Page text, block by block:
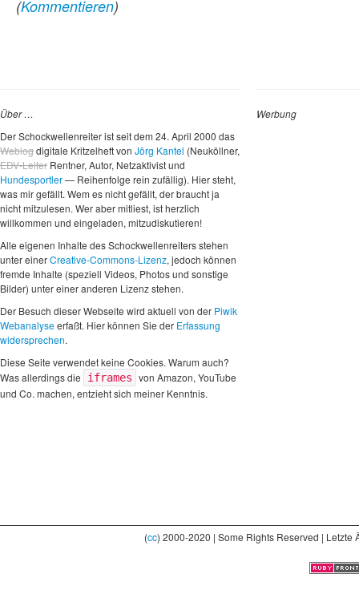
(Kommentieren)
Über …
Der Schockwellenreiter ist seit dem 24. April 2000 das
Weblogdigitale Kritzelheft von Jörg Kantel (Neuköllner,
EDV-Leiter Rentner, Autor, Netzaktivist und
Hundesportler— Reihenfolge rein zufällig). Hier steht,
was mir gefällt. Wem es nicht gefällt, der braucht ja
nicht mitzulesen. Wer aber mitliest, ist herzlich
willkommen und eingeladen, mitzudiskutieren!
Alle eigenen Inhalte des Schockwellenreiters stehen
unter einerCreative-Commons-Lizenz, jedoch können
fremde Inhalte (speziell Videos, Photos und sonstige
Bilder) unter einer anderen Lizenz stehen.
Der Besuch dieser Webseite wird aktuell von der Piwik
Webanalyseerfaßt. Hier können Sie der Erfassung
widersprechen.
Diese Seite verwendet keine Cookies. Warum auch?
Was allerdings die
iframes von Amazon, YouTube
und Co. machen, entzieht sich meiner Kenntnis.
Werbung
(cc) 2000-2020 | Some Rights Reserved |